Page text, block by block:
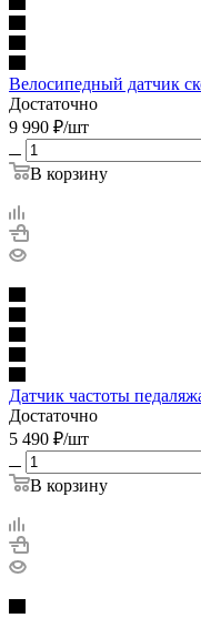
Велосипедный датчик
Достаточно
9 990 ₽/шт
В корзину
Датчик частоты
Достаточно
5 490 ₽/шт
В корзину